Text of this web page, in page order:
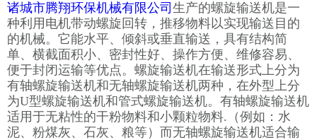
诸城市腾翔环保机械有限公司 生产的螺旋输送机是一
种利用电机带动螺旋回转，推移物料以实现输送目的
的机械。它能水平、倾斜或垂直输送，具有结构简
单、横截面积小、密封性好、操作方便、维修容易、
便于封闭运输等优点。螺旋输送机在输送形式上分为
有轴螺旋输送机和无轴螺旋输送机两种，在外型上分
为U型螺旋输送机和管式螺旋输送机。有轴螺旋输送机
适用于无粘性的干粉物料和小颗粒物料.（例如：水
泥、粉煤灰、石灰、粮等）而无轴螺旋输送机适合输